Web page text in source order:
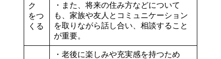
ク
をつ
くる
・また、将来の住み方などについて
も、家族や友人とコミュニケーション
を取りながら話し合い、相談すること
が重要。
・老後に楽しみや充実感を持つため